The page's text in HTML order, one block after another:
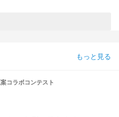
もっと見る
コラボコンテスト